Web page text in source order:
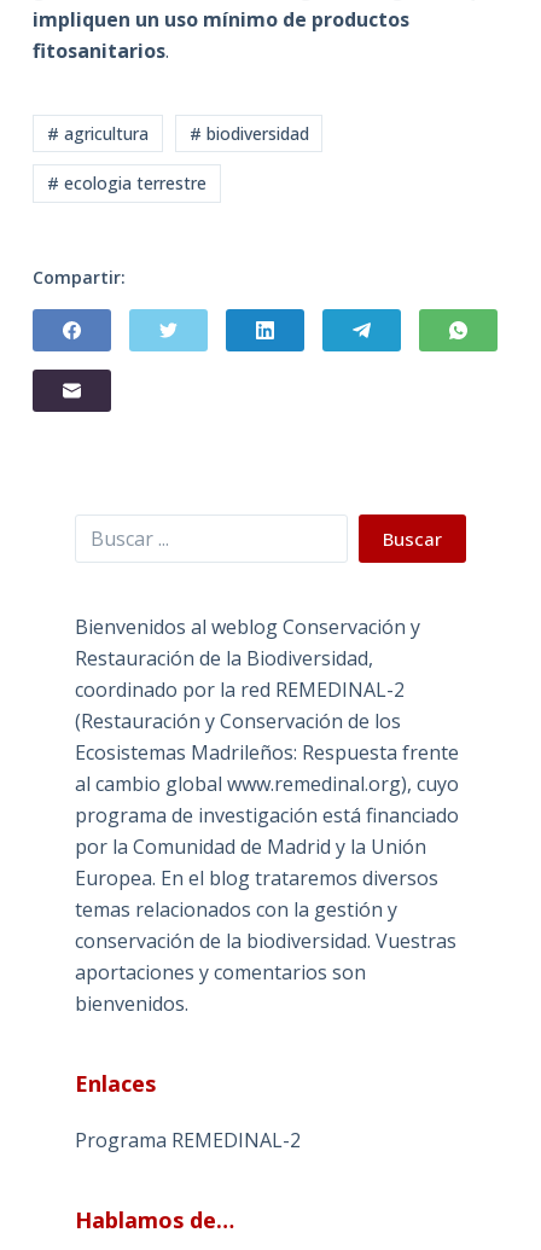
impliquen un uso mínimo de productos
fitosanitarios.
# agricultura # biodiversidad
# ecologia terrestre
Compartir:
Buscar Buscar
Bienvenidos al weblog Conservación y
Restauración de la Biodiversidad,
coordinado por la red REMEDINAL-2
(Restauración y Conservación de los
Ecosistemas Madrileños: Respuesta frente
al cambio global www.remedinal.org), cuyo
programa de investigación está financiado
por la Comunidad de Madrid y la Unión
Europea. En el blog trataremos diversos
temas relacionados con la gestión y
conservación de la biodiversidad. Vuestras
aportaciones y comentarios son
bienvenidos.
Enlaces
Programa REMEDINAL-2
Hablamos de…